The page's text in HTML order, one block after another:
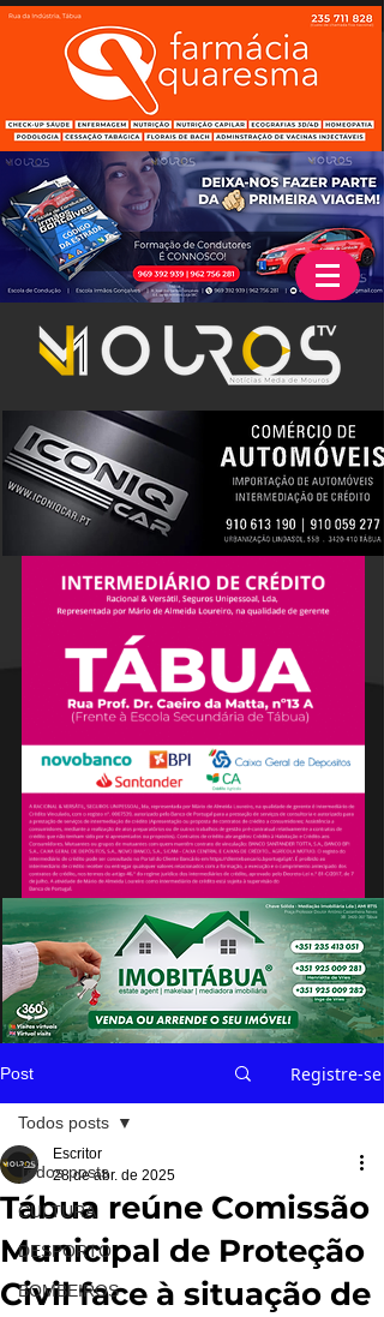
Post Registre-se
Todos posts
CULTURA
DESPORTO
BOMBEIROS
Todos posts
Tábua reúne Comissão
Municipal de Proteção
Civil face à situação de
Escritor
28 de abr. de 2025